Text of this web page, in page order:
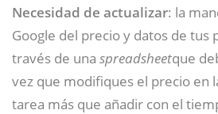
Necesidad de actualizar: la
Google del precio y datos de tus
través de una spreadsheetque
vez que modifiques el precio en
tarea más que añadir con el